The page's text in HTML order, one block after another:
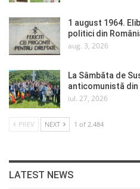
1 august 1964.
politici din
aug. 3, 2026
La Sâmbăta de
anticomunistă
iul. 27, 2026
PREV NEXT 1 of 2.484
LATEST NEWS